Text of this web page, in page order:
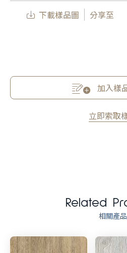
下載樣品圖 分享至
加入樣
立即索取
Related
相關產品